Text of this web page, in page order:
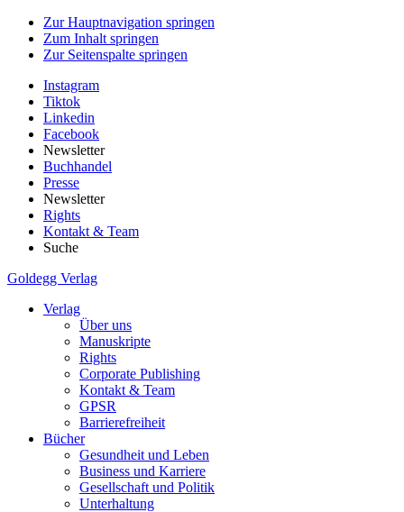
Zur Hauptnavigation springen
Zum Inhalt springen
Zur Seitenspalte springen
Instagram
Tiktok
Linkedin
Facebook
Newsletter
Buchhandel
Presse
Newsletter
Rights
Kontakt & Team
Suche
Goldegg Verlag
Verlag
Über uns
Manuskripte
Rights
Corporate Publishing
Kontakt & Team
GPSR
Barrierefreiheit
Bücher
Gesundheit und Leben
Business und Karriere
Gesellschaft und Politik
Unterhaltung